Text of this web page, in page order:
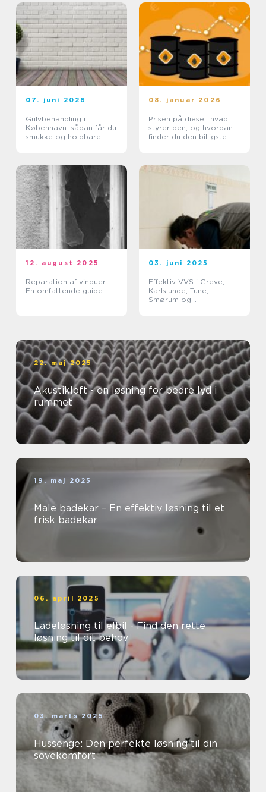
07. juni 2026
Gulvbehandling i
København: sådan får du
smukke og holdbare
08. januar 2026
Prisen på diesel: hvad
styrer den, og hvordan
finder du den billigste
12. august 2025
Reparation af vinduer:
En omfattende guide
03. juni 2025
Effektiv VVS i Greve,
Karlslunde, Tune,
Smørum og
22. maj 2025
Akustikloft - en løsning for bedre lyd i
rummet
19. maj 2025
Male badekar – En effektiv løsning til et
frisk badekar
06. april 2025
Ladeløsning til elbil - Find den rette
løsning til dit behov
03. marts 2025
Hussenge: Den perfekte løsning til din
sovekomfort